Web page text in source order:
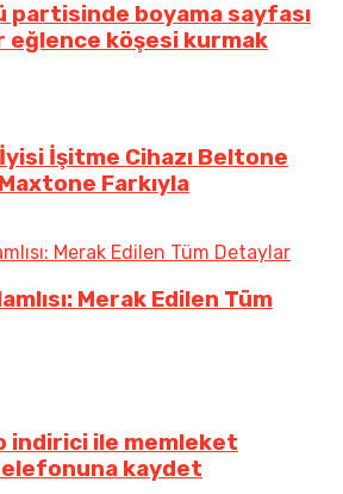
partisinde boyama sayfası
eğlence köşesi kurmak
İyisi İşitme Cihazı Beltone
Farkıyla
Merak Edilen Tüm
indirici ile memleket
kaydet